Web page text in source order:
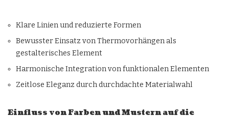
Klare Linien und reduzierte Formen
Bewusster Einsatz von Thermovorhängen als
gestalterisches Element
Harmonische Integration von funktionalen Elementen
Zeitlose Eleganz durch durchdachte Materialwahl
Einfluss von Farben und Mustern auf die